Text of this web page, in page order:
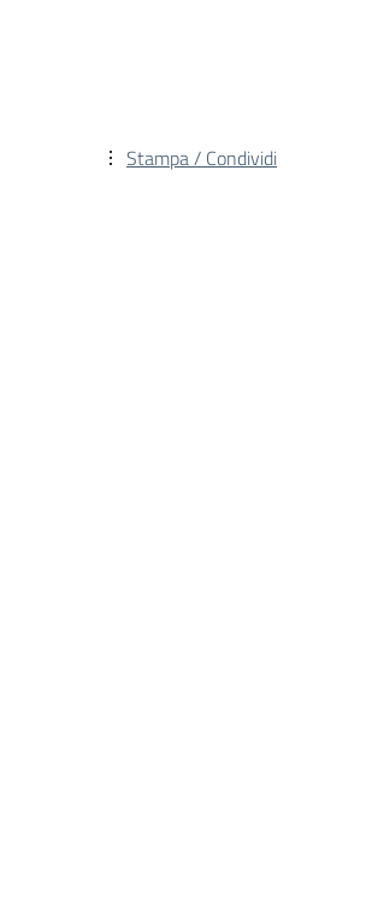
Stampa / Condividi